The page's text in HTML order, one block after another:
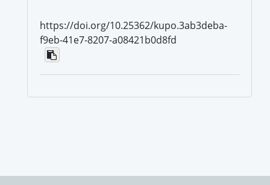
https://doi.org/10.25362/kupo.3ab3deba-
f9eb-41e7-8207-a08421b0d8fd